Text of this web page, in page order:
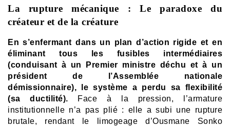
La rupture mécanique : Le paradoxe du
créateur et de la créature
En s’enfermant dans un plan d’action rigide et en
éliminant tous les fusibles intermédiaires
(conduisant à un Premier ministre déchu et à un
président de l’Assemblée nationale
démissionnaire), le système a perdu sa flexibilité
(sa ductilité). Face à la pression, l’armature
institutionnelle n’a pas plié : elle a subi une rupture
brutale, rendant le limogeage d’Ousmane Sonko